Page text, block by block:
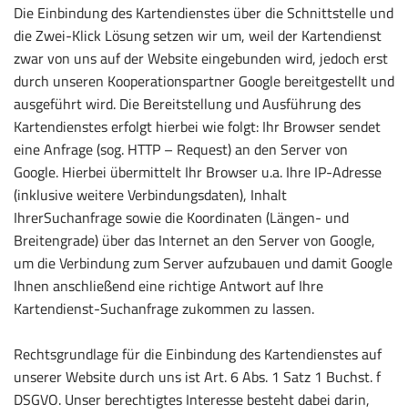
Die Einbindung des Kartendienstes über die Schnittstelle und
die Zwei-Klick Lösung setzen wir um, weil der Kartendienst
zwar von uns auf der Website eingebunden wird, jedoch erst
durch unseren Kooperationspartner Google bereitgestellt und
ausgeführt wird. Die Bereitstellung und Ausführung des
Kartendienstes erfolgt hierbei wie folgt: Ihr Browser sendet
eine Anfrage (sog. HTTP – Request) an den Server von
Google. Hierbei übermittelt Ihr Browser u.a. Ihre IP-Adresse
(inklusive weitere Verbindungsdaten), Inhalt
IhrerSuchanfrage sowie die Koordinaten (Längen- und
Breitengrade) über das Internet an den Server von Google,
um die Verbindung zum Server aufzubauen und damit Google
Ihnen anschließend eine richtige Antwort auf Ihre
Kartendienst-Suchanfrage zukommen zu lassen.
Rechtsgrundlage für die Einbindung des Kartendienstes auf
unserer Website durch uns ist Art. 6 Abs. 1 Satz 1 Buchst. f
DSGVO. Unser berechtigtes Interesse besteht dabei darin,